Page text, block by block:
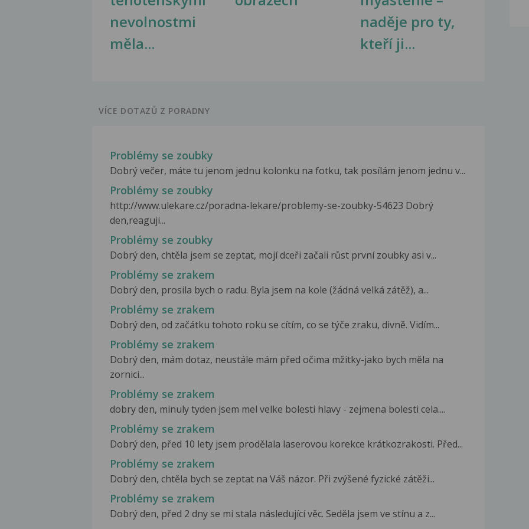
nevolnostmi
měla...
naděje pro ty,
kteří ji...
VÍCE DOTAZŮ Z PORADNY
Problémy se zoubky
Dobrý večer, máte tu jenom jednu kolonku na fotku, tak posílám jenom jednu v...
Problémy se zoubky
http://www.ulekare.cz/poradna-lekare/problemy-se-zoubky-54623 Dobrý
den,reaguji...
Problémy se zoubky
Dobrý den, chtěla jsem se zeptat, mojí dceři začali růst první zoubky asi v...
Problémy se zrakem
Dobrý den, prosila bych o radu. Byla jsem na kole (žádná velká zátěž), a...
Problémy se zrakem
Dobrý den, od začátku tohoto roku se cítím, co se týče zraku, divně. Vidím...
Problémy se zrakem
Dobrý den, mám dotaz, neustále mám před očima mžitky-jako bych měla na
zornici...
Problémy se zrakem
dobry den, minuly tyden jsem mel velke bolesti hlavy - zejmena bolesti cela....
Problémy se zrakem
Dobrý den, před 10 lety jsem prodělala laserovou korekce krátkozrakosti. Před...
Problémy se zrakem
Dobrý den, chtěla bych se zeptat na Váš názor. Při zvýšené fyzické zátěži...
Problémy se zrakem
Dobrý den, před 2 dny se mi stala následující věc. Seděla jsem ve stínu a z...